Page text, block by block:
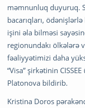
məmnunluq duyuruq.
bacarıqları,
işini əla bilməsi
regionundakı ölkələrə
fəaliyyətimizi daha
“Visa” şirkətinin
Platonova bildirib.
Kristina Doros